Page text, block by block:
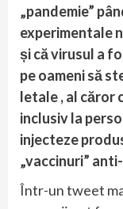
„pandemie”
experimentale
și că virusul a
pe oameni să
letale , al căror
inclusiv la
injecteze
„vaccinuri”
Într-un tweet